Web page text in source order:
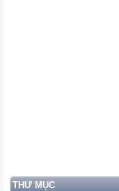
THƯ MỤC